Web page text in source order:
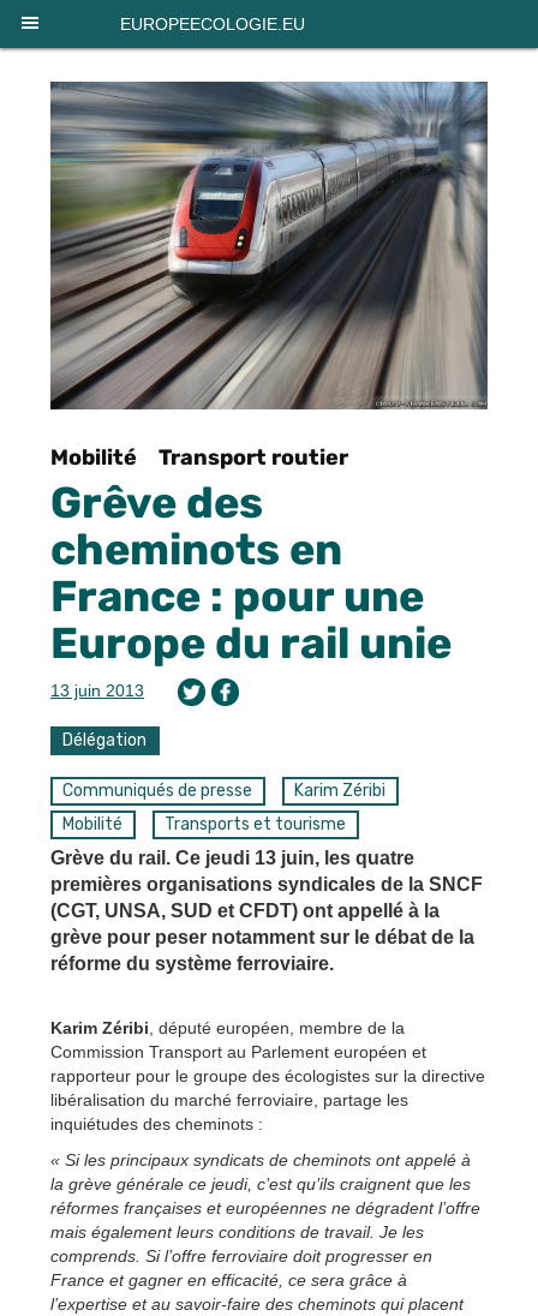
EUROPEECOLOGIE.EU
Mobilité Transport routier
Grêve des
cheminots en
France : pour une
Europe du rail unie
13 juin 2013
Délégation
Communiqués de presse
Karim Zéribi
Mobilité
Transports et tourisme
Grève du rail. Ce jeudi 13 juin, les quatre
premières organisations syndicales de la SNCF
(CGT, UNSA, SUD et CFDT) ont appellé à la
grève pour peser notamment sur le débat de la
réforme du système ferroviaire.
Karim Zéribi , député européen, membre de la
Commission Transport au Parlement européen et
rapporteur pour le groupe des écologistes sur la directive
libéralisation du marché ferroviaire, partage les
inquiétudes des cheminots :
« Si les principaux syndicats de cheminots ont appelé à
la grève générale ce jeudi, c’est qu’ils craignent que les
réformes françaises et européennes ne dégradent l’offre
mais également leurs conditions de travail. Je les
comprends. Si l’offre ferroviaire doit progresser en
France et gagner en efficacité, ce sera grâce à
l’expertise et au savoir-faire des cheminots qui placent